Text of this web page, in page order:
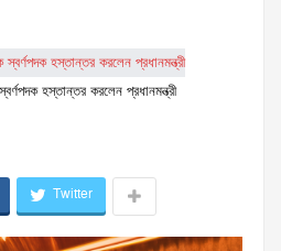
হস্তান্তর করলেন প্রধানমন্ত্রী
Twitter